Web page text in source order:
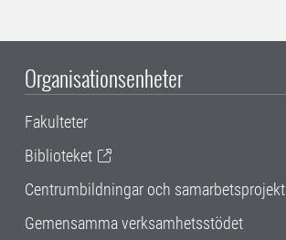
Organisationsenheter
Fakulteter
Biblioteket
Centrumbildningar och samarbetsprojekt
Gemensamma verksamhetsstödet